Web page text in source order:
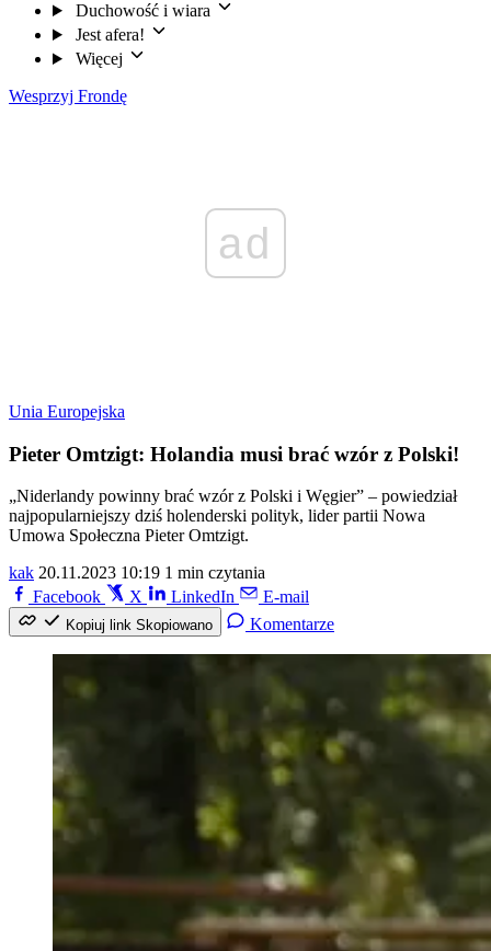
Duchowość i wiara
Jest afera!
Więcej
Wesprzyj Frondę
ad
Unia Europejska
Pieter Omtzigt: Holandia musi brać wzór z Polski!
„Niderlandy powinny brać wzór z Polski i Węgier” – powiedział
najpopularniejszy dziś holenderski polityk, lider partii Nowa
Umowa Społeczna Pieter Omtzigt.
kak 20.11.2023 10:19 1 min czytania
Facebook
X LinkedIn E-mail
Kopiuj link Skopiowano Komentarze